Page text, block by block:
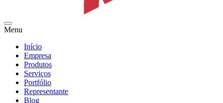
Menu
Início
Empresa
Produtos
Serviços
Portfólio
Representante
Blog